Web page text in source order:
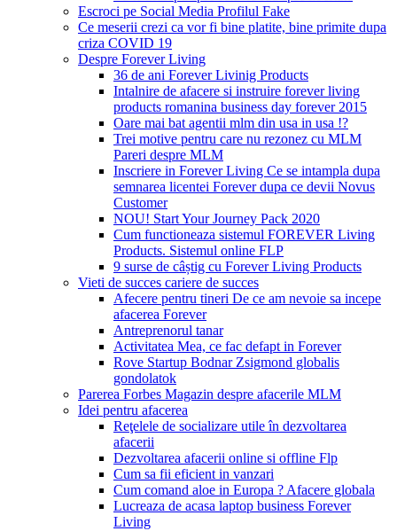
Escroci pe Social Media Profilul Fake
Ce meserii crezi ca vor fi bine platite, bine primite dupa
criza COVID 19
Despre Forever Living
36 de ani Forever Livinig Products
Intalnire de afacere si instruire forever living
products romanina business day forever 2015
Oare mai bat agentii mlm din usa in usa !?
Trei motive pentru care nu rezonez cu MLM
Pareri despre MLM
Inscriere in Forever Living Ce se intampla dupa
semnarea licentei Forever dupa ce devii Novus
Customer
NOU! Start Your Journey Pack 2020
Cum functioneaza sistemul FOREVER Living
Products. Sistemul online FLP
9 surse de câștig cu Forever Living Products
Vieti de succes cariere de succes
Afecere pentru tineri De ce am nevoie sa incepe
afacerea Forever
Antreprenorul tanar
Activitatea Mea, ce fac defapt in Forever
Rove Startup Bodnar Zsigmond globalis
gondolatok
Parerea Forbes Magazin despre afacerile MLM
Idei pentru afacerea
Reţelele de socializare utile în dezvoltarea
afacerii
Dezvoltarea afacerii online si offline Flp
Cum sa fii eficient in vanzari
Cum comand aloe in Europa ? Afacere globala
Lucreaza de acasa laptop business Forever
Living